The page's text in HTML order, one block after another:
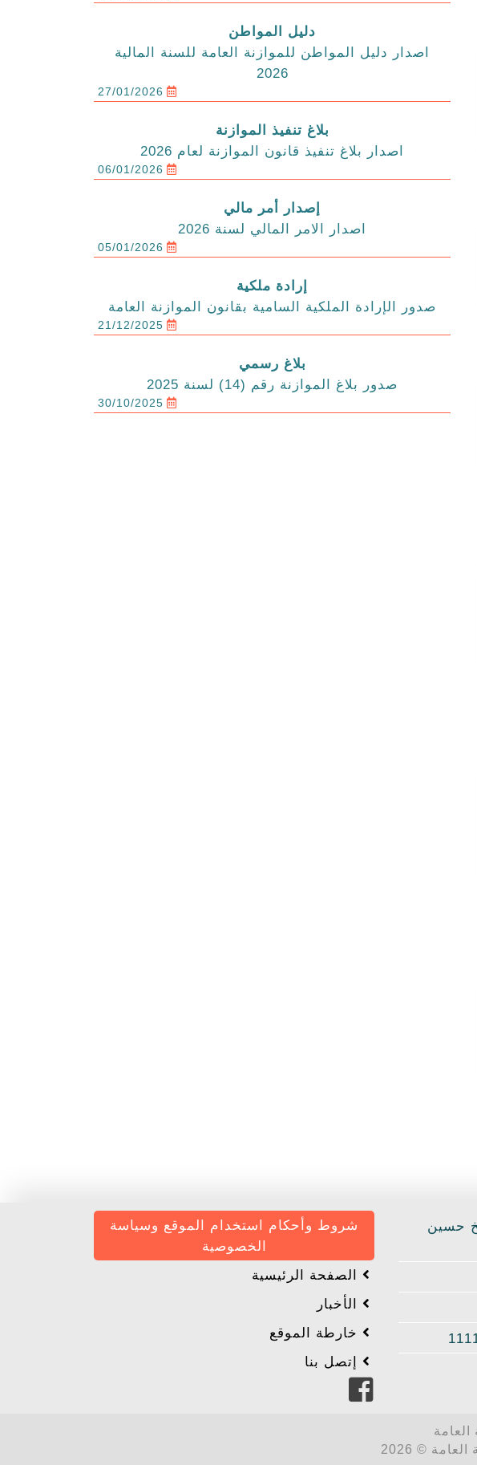
دليل المواطن
اصدار دليل المواطن للموازنة العامة للسنة المالية
2026
27/01/2026
بلاغ تنفيذ الموازنة
اصدار بلاغ تنفيذ قانون الموازنة لعام 2026
06/01/2026
إصدار أمر مالي
اصدار الامر المالي لسنة 2026
05/01/2026
إرادة ملكية
صدور الإرادة الملكية السامية بقانون الموازنة العامة
21/12/2025
بلاغ رسمي
صدور بلاغ الموازنة رقم (14) لسنة 2025
30/10/2025
حسين
شروط وأحكام استخدام الموقع وسياسة
الخصوصية
الصفحة الرئيسية
الأخبار
خارطة الموقع
إتصل بنا
العامة
© 2026